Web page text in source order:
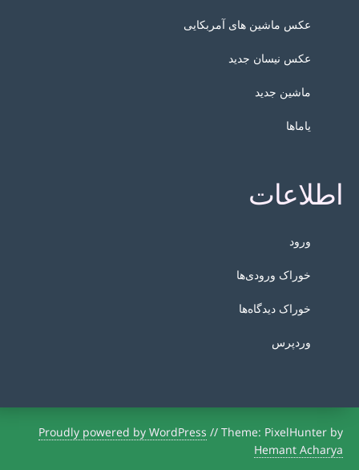
عکس ماشین های آمربکایی
عکس نیسان جدید
ماشین جدید
یاماها
اطلاعات
ورود
خوراک ورودی‌ها
خوراک دیدگاه‌ها
وردپرس
Proudly powered by WordPress // Theme: PixelHunter by
Hemant Acharya